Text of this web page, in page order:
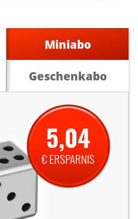
Miniabo
Geschenkabo
5,04
€ ERSPARNIS